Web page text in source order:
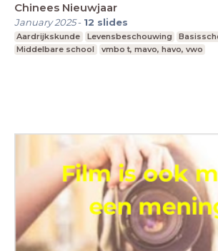
Chinees Nieuwjaar
January 2025- 12 slides
Aardrijkskunde Levensbeschouwing
Middelbare school
vmbo t, mavo, havo, vwo